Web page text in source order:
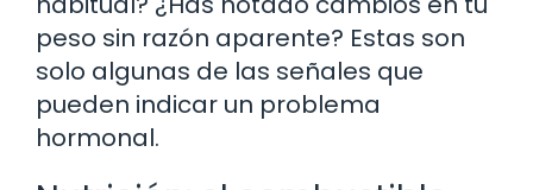
peso sin razón aparente? Estas son
solo algunas de las señales que
pueden indicar un problema
hormonal.